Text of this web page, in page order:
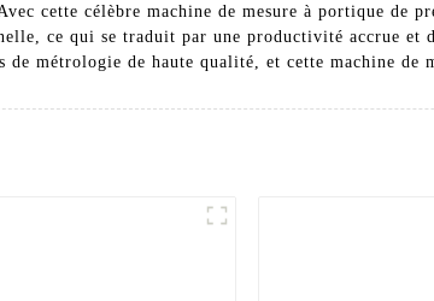
cette célèbre machine de mesure à portique de
ce qui se traduit par une productivité accrue et
métrologie de haute qualité, et cette machine de